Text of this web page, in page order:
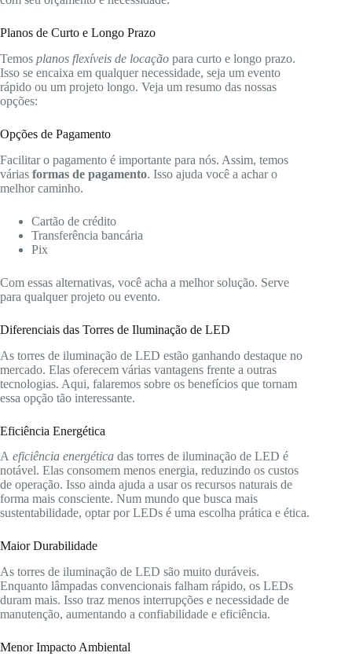
Planos de Curto e Longo Prazo
Temos planos flexíveis de locação para curto e longo prazo.
Isso se encaixa em qualquer necessidade, seja um evento
rápido ou um projeto longo. Veja um resumo das nossas
opções:
Opções de Pagamento
Facilitar o pagamento é importante para nós. Assim, temos
várias formas de pagamento. Isso ajuda você a achar o
melhor caminho.
Cartão de crédito
Transferência bancária
Pix
Com essas alternativas, você acha a melhor solução. Serve
para qualquer projeto ou evento.
Diferenciais das Torres de Iluminação de LED
As torres de iluminação de LED estão ganhando destaque no
mercado. Elas oferecem várias vantagens frente a outras
tecnologias. Aqui, falaremos sobre os benefícios que tornam
essa opção tão interessante.
Eficiência Energética
A eficiência energética das torres de iluminação de LED é
notável. Elas consomem menos energia, reduzindo os custos
de operação. Isso ainda ajuda a usar os recursos naturais de
forma mais consciente. Num mundo que busca mais
sustentabilidade, optar por LEDs é uma escolha prática e ética.
Maior Durabilidade
As torres de iluminação de LED são muito duráveis.
Enquanto lâmpadas convencionais falham rápido, os LEDs
duram mais. Isso traz menos interrupções e necessidade de
manutenção, aumentando a confiabilidade e eficiência.
Menor Impacto Ambiental